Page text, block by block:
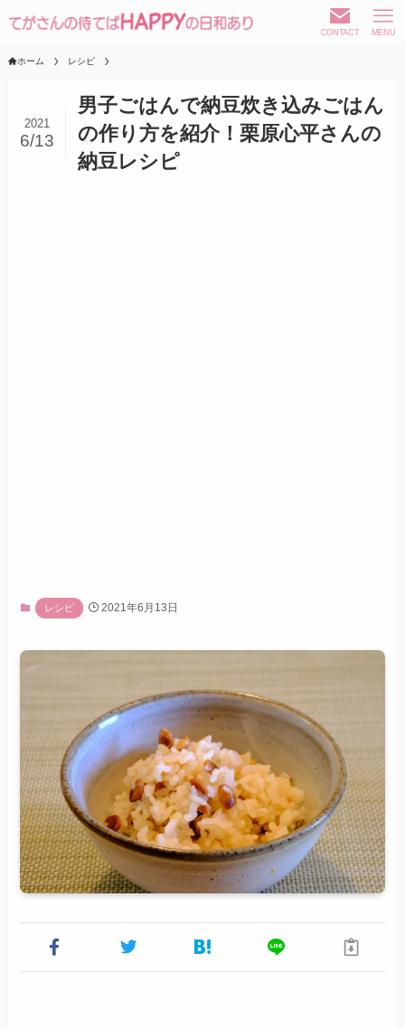
CONTACT MENU
ホーム レシピ
男子ごはんで納豆炊き込みごはん
の作り方を紹介！栗原心平さんの
納豆レシピ
2021
6/13
レシピ 2021年6月13日